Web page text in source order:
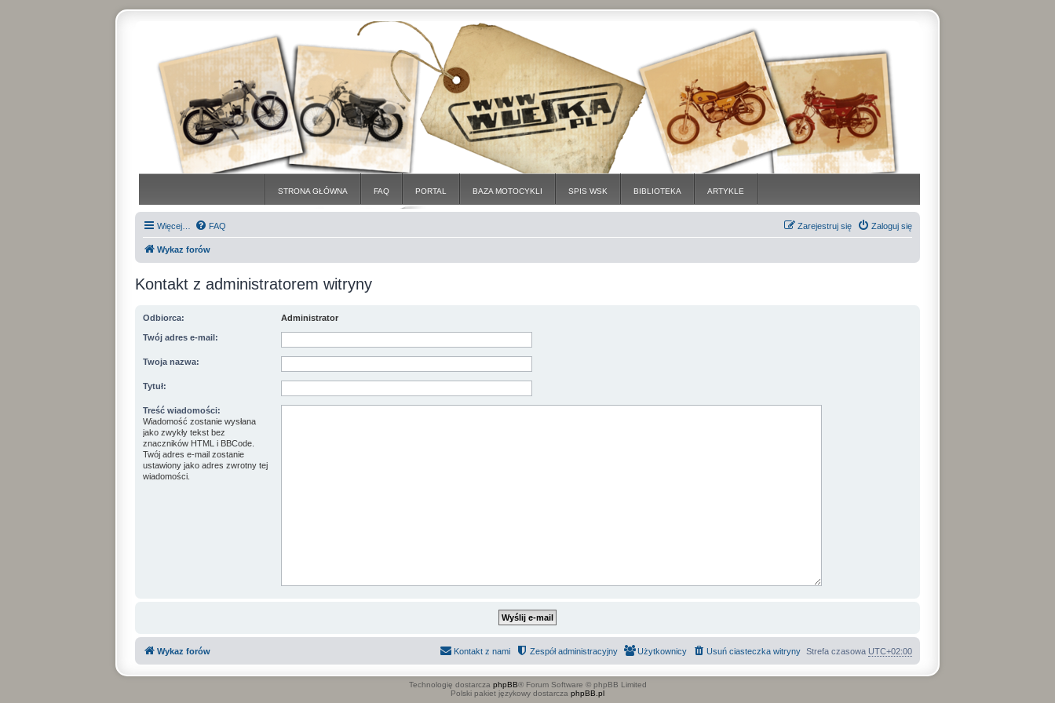
STRONA GŁÓWNA FAQ PORTAL BAZA MOTOCYKLI SPIS WSK BIBLIOTEKA ARTYKLE
Więcej… FAQ Zaloguj się
Zarejestruj się
Wykaz forów
Kontakt z administratorem witryny
Odbiorca: Administrator
Twój adres e-mail:
Twoja nazwa:
Tytuł:
Treść wiadomości:
Wiadomość zostanie wysłana
jako zwykły tekst bez
znaczników HTML i BBCode.
Twój adres e-mail zostanie
ustawiony jako adres zwrotny tej
wiadomości.
Wykaz forów Strefa czasowa UTC+02:00
Usuń ciasteczka witryny
Użytkownicy
Zespół administracyjny
Kontakt z nami
Technologię dostarcza phpBB® Forum Software © phpBB Limited
Polski pakiet językowy dostarcza phpBB.pl